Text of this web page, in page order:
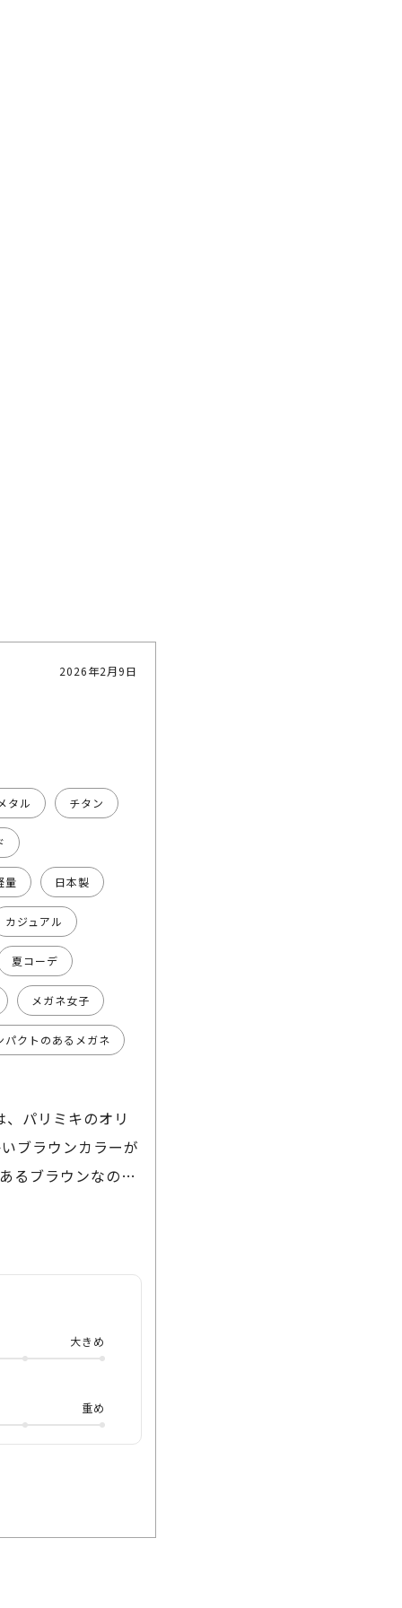
タル チタン
量 日本製
カジュアル
夏コーデ
メガネ女子
パクトのあるメガネ
パリミキのオリ
ブラウンカラーが
るブラウンなので
るので、カジュア
いメガネが欲し
、それではまた
2026年2月9日
大きめ
重め